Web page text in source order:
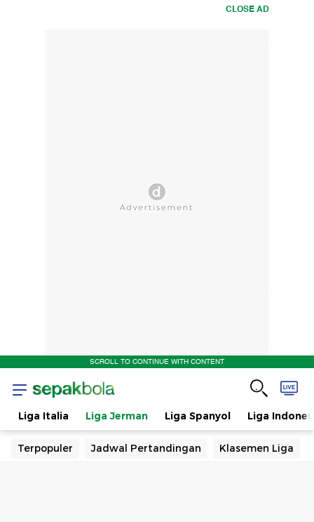
CLOSE AD
SCROLL TO CONTINUE WITH CONTENT
Liga Italia Liga Jerman Liga Spanyol Liga
Terpopuler Jadwal Pertandingan Klasemen Liga